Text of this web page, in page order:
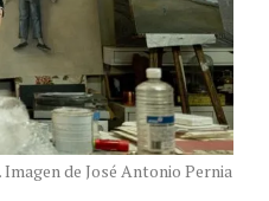
de José Antonio Pernia